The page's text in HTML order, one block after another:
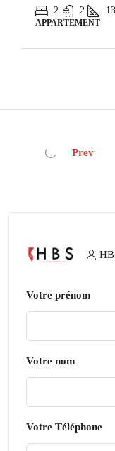
2 2
APPARTEMENT
Prev
Votre prénom
Votre nom
Votre Téléphone